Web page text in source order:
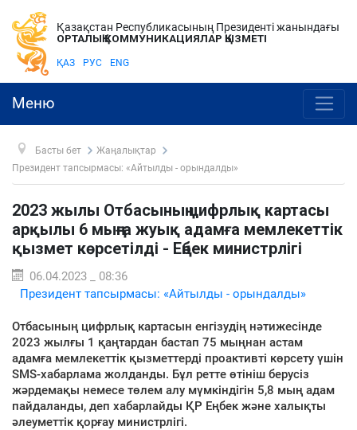
Қазақстан Республикасының Президенті жанындағы
ОРТАЛЫҚ КОММУНИКАЦИЯЛАР ҚЫЗМЕТІ
ҚАЗ РУС ENG
Меню
Басты бет
Жаңалықтар
Президент тапсырмасы: «Айтылды - орындалды»
2023 жылы Отбасының цифрлық картасы
арқылы 6 мыңға жуық адамға мемлекеттік
қызмет көрсетілді - Еңбек министрлігі
06.04.2023 _ 08:36
Президент тапсырмасы: «Айтылды - орындалды»
Отбасының цифрлық картасын енгізудің нәтижесінде
2023 жылғы 1 қаңтардан бастап 75 мыңнан астам
адамға мемлекеттік қызметтерді проактивті көрсету үшін
SMS-хабарлама жолданды. Бұл ретте өтініш берусіз
жәрдемақы немесе төлем алу мүмкіндігін 5,8 мың адам
пайдаланды, деп хабарлайды ҚР Еңбек және халықты
әлеуметтік қорғау министрлігі.